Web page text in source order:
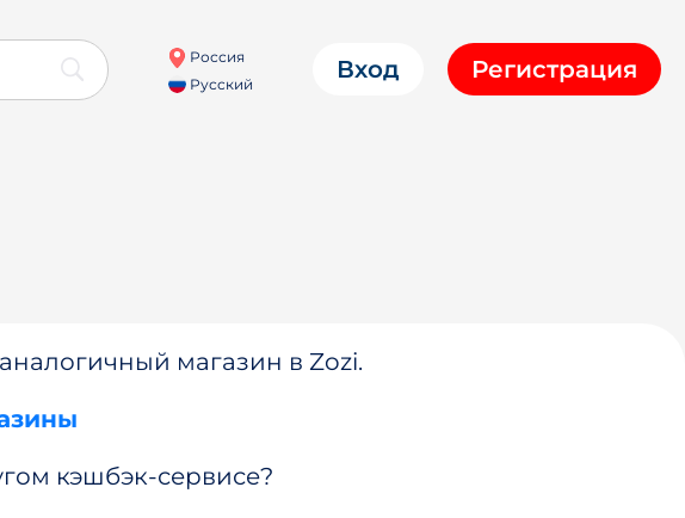
Россия
Русский
Вход Регистрация
магазин в Zozi.
кэшбэк-сервисе?